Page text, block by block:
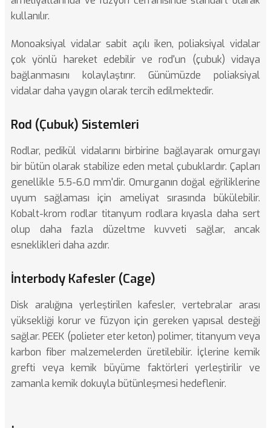
kullanılır.
Monoaksiyal vidalar sabit açılı iken, poliaksiyal vidalar
çok yönlü hareket edebilir ve rod'un (çubuk) vidaya
bağlanmasını kolaylaştırır. Günümüzde poliaksiyal
vidalar daha yaygın olarak tercih edilmektedir.
Rod (Çubuk) Sistemleri
Rodlar, pedikül vidalarını birbirine bağlayarak omurgayı
bir bütün olarak stabilize eden metal çubuklardır. Çapları
genellikle 5.5-6.0 mm'dir. Omurganın doğal eğriliklerine
uyum sağlaması için ameliyat sırasında bükülebilir.
Kobalt-krom rodlar titanyum rodlara kıyasla daha sert
olup daha fazla düzeltme kuvveti sağlar, ancak
esneklikleri daha azdır.
İnterbody Kafesler (Cage)
Disk aralığına yerleştirilen kafesler, vertebralar arası
yüksekliği korur ve füzyon için gereken yapısal desteği
sağlar. PEEK (polieter eter keton) polimer, titanyum veya
karbon fiber malzemelerden üretilebilir. İçlerine kemik
grefti veya kemik büyüme faktörleri yerleştirilir ve
zamanla kemik dokuyla bütünleşmesi hedeflenir.